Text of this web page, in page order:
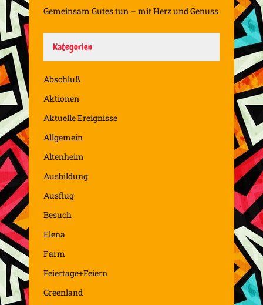
Gemeinsam Gutes tun – mit Herz und Genuss
Kategorien
Abschluß
Aktionen
Aktuelle Ereignisse
Allgemein
Altenheim
Ausbildung
Ausflug
Besuch
Elena
Farm
Feiertage+Feiern
Greenland